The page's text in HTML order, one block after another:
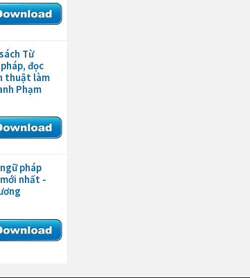
Từ
đọc
thuật làm
Phạm
pháp
nhất -